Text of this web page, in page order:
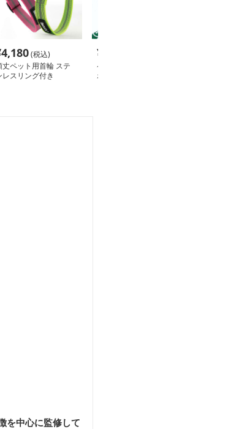
4,180(税込)
丈ペット用首輪 ステ
レスリング付き
¥
ペット用首輪 渦巻きリ
ボン首輪
を中心に監修して